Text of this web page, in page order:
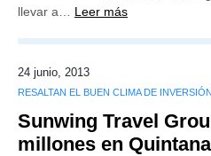
llevar a… Leer más
24 junio, 2013
RESALTAN EL BUEN CLIMA DE
Sunwing Travel
millones en